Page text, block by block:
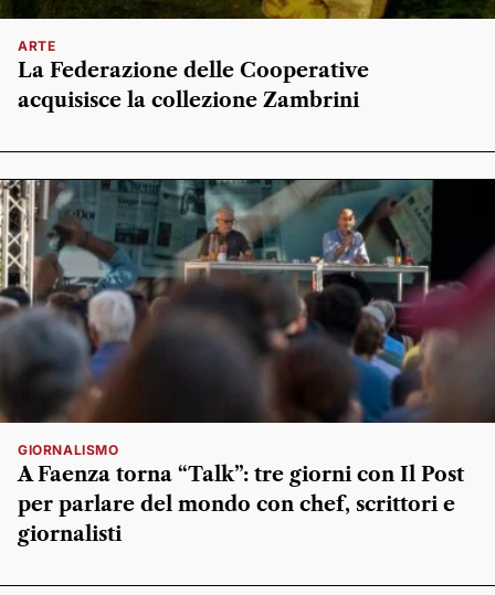
ARTE
La Federazione delle Cooperative
acquisisce la collezione Zambrini
GIORNALISMO
A Faenza torna “Talk”: tre giorni con Il Post
per parlare del mondo con chef, scrittori e
giornalisti